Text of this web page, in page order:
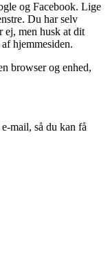
og Facebook. Lige
Du har selv
ej, men husk at dit
hjemmesiden.
browser og enhed,
mail, så du kan få